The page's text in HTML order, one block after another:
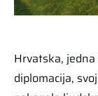
Hrvatska,
diplomacija,